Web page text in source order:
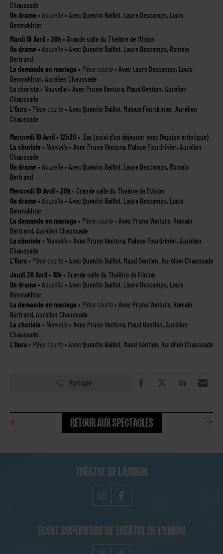
Chaussade
Un drame • Nouvelle• Avec Quentin Baillot, Laure Descamps, Louis
Benmokhtar
Mardi 18 Avril • 20h • Grande salle du Théâtre de l’Union
Un drame • Nouvelle• Avec Quentin Baillot, Laure Descamps, Romain
Bertrand
La demande en mariage • Pièce courte• Avec Laure Descamps, Louis
Benmokhtar, Aurélien Chaussade
La choriste • Nouvelle • Avec Prune Ventura, Maud Gentien, Aurélien
Chaussade
L’Ours• Pièce courte• Avec Quentin Baillot, Maloue Fourdrinier, Aurélien
Chaussade
Mercredi 19 Avril • 12h30 • Bar (suivi d’un déjeuner avec l’équipe artistique)
La choriste • Nouvelle• Avec Prune Ventura, Maloue Fourdrinier, Aurélien
Chaussade
Un drame • Nouvelle• Avec Quentin Baillot, Laure Descamps, Romain
Bertrand
Mercredi 19 Avril • 20h • Grande salle du Théâtre de l’Union
Un drame • Nouvelle• Avec Quentin Baillot, Laure Descamps, Louis
Benmokhtar
La demande en mariage • Pièce courte• Avec Prune Ventura, Romain
Bertrand, Aurélien Chaussade
La choriste • Nouvelle• Avec Prune Ventura, Maloue Fourdrinier, Aurélien
Chaussade
L’Ours• Pièce courte• Avec Quentin Baillot, Maud Gentien, Aurélien Chaussade
Jeudi 20 Avril • 19h • Grande salle du Théâtre de l’Union
Un drame • Nouvelle• Avec Quentin Baillot, Laure Descamps, Louis
Benmokhtar
La demande en mariage • Pièce courte• Avec Prune Ventura, Romain
Bertrand, Aurélien Chaussade
La choriste • Nouvelle• Avec Prune Ventura, Maud Gentien, Aurélien
Chaussade
L’Ours• Pièce courte• Avec Quentin Baillot, Maud Gentien, Aurélien Chaussade
Partager
RETOUR AUX SPECTACLES
THÉÂTRE DE L/UNION
ÉCOLE SUPÉRIEURE DE THÉÂTRE DE L'UNION